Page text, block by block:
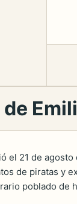
el 21 de
de piratas y
poblado de